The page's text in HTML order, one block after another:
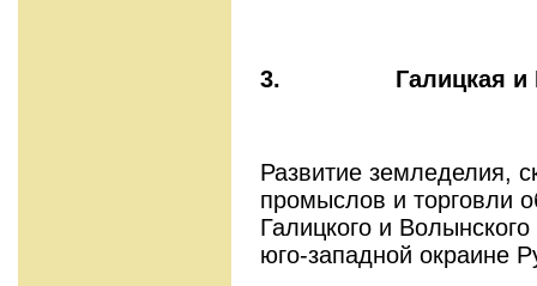
3. Галицкая
Развитие земледелия,
промыслов и торговли
Галицкого и
юго-западной окраине